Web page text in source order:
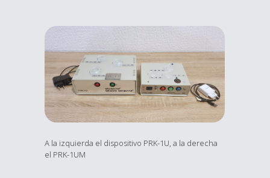
A la izquierda el dispositivo PRK-1U, a la derecha
el PRK-1UM